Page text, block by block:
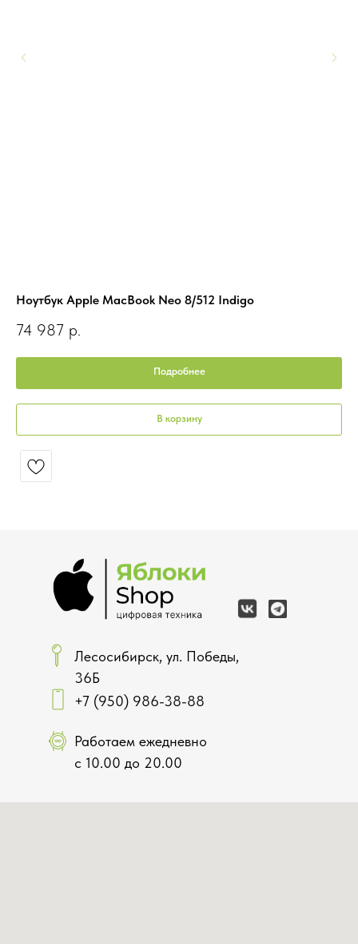
Ноутбук Apple MacBook Neo 8/512 Indigo
74 987 р.
Подробнее
В корзину
Лесосибирск, ул. Победы,
36Б
+7 (950) 986-38-88
Работаем ежедневно
с 10.00 до 20.00